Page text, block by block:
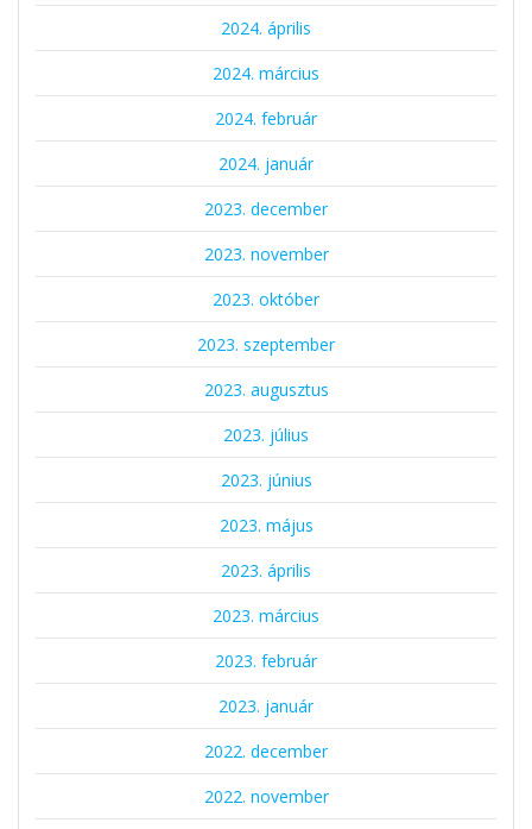
2024. április
2024. március
2024. február
2024. január
2023. december
2023. november
2023. október
2023. szeptember
2023. augusztus
2023. július
2023. június
2023. május
2023. április
2023. március
2023. február
2023. január
2022. december
2022. november